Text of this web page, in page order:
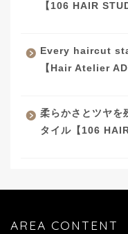
【106 HAIR
Every haircut
【Hair Atelier
柔らかさとツヤを
タイル【106
AREA CONTENT